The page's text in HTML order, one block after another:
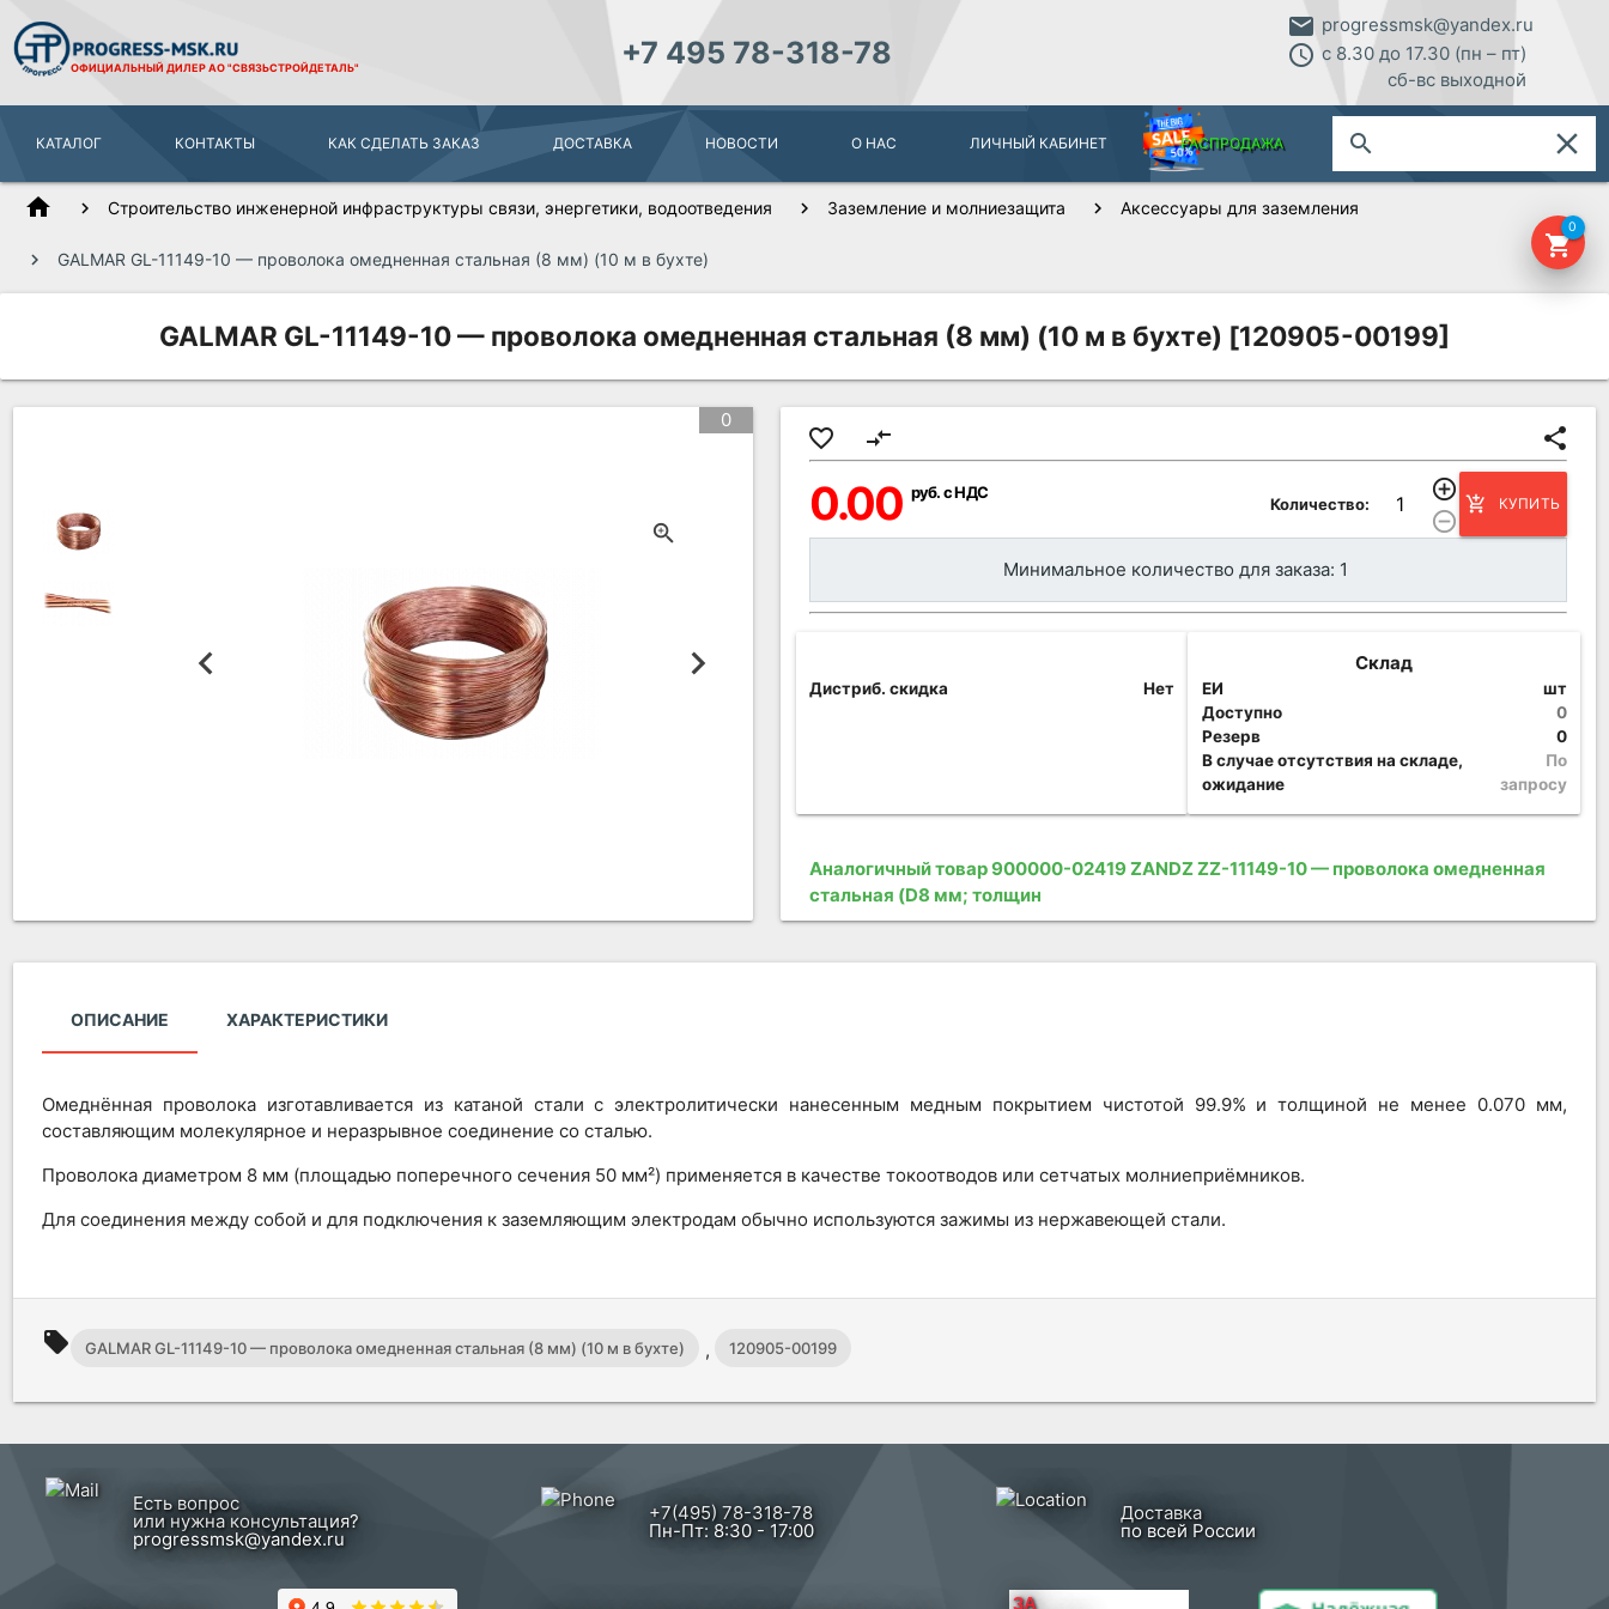
ОФИЦИАЛЬНЫЙ ДИЛЕРАО "СВЯЗЬСТРОЙДЕТАЛЬ" +7 495 78-318-78
email progressmsk@yandex.ru
access_time с 8.30 до 17.30 (пн – пт)
сб-вс выходной
КАТАЛОГ КОНТАКТЫ КАК СДЕЛАТЬ ЗАКАЗ ДОСТАВКА НОВОСТИ О НАС ЛИЧНЫЙ КАБИНЕТ РАСПРОДАЖА search close
shopping_cart
0
home Строительство инженерной инфраструктуры связи, энергетики, водоотведения Заземление и молниезащита Аксессуары для заземления
GALMAR GL-11149-10 — проволока омедненная стальная (8 мм) (10 м в бухте)
GALMAR GL-11149-10 — проволока омедненная стальная (8 мм) (10 м в бухте) [120905-00199]
0
favorite_border compare_arrows share
0.00 руб. с НДС
Количество:
add_circle_outline
remove_circle_outline
add_shopping_cart КУПИТЬ
Минимальное количество для заказа: 1
Дистриб. скидка Нет
Склад
ЕИ
шт
Доступно
0
Резерв
0
В случае отсутствия на складе,
ожидание
По
запросу
Аналогичный товар 900000-02419 ZANDZ ZZ-11149-10 — проволока омедненная
стальная (D8 мм; толщин
ОПИСАНИЕ ХАРАКТЕРИСТИКИ
Омеднённая проволока изготавливается из катаной стали с электролитически нанесенным медным покрытием чистотой 99.9% и толщиной не менее 0.070 мм,
составляющим молекулярное и неразрывное соединение со сталью.
Проволока диаметром 8 мм (площадью поперечного сечения 50 мм²) применяется в качестве токоотводов или сетчатых молниеприёмников.
Для соединения между собой и для подключения к заземляющим электродам обычно используются зажимы из нержавеющей стали.
local_offer GALMAR GL-11149-10 — проволока омедненная стальная (8 мм) (10 м в бухте) , 120905-00199
Есть вопрос
или нужна консультация?
progressmsk@yandex.ru
+7(495) 78-318-78
Пн-Пт: 8:30 - 17:00
Доставка
по всей России
ЗА